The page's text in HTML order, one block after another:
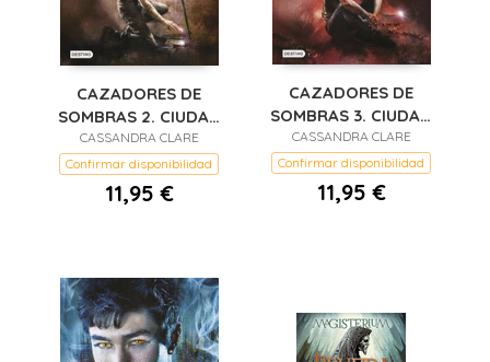
CAZADORES DE
SOMBRAS 2. CIUDAD
DE CENIZA (RUSTICA)
CASSANDRA CLARE
Confirmar disponibilidad
11,95 €
CAZADORES DE
SOMBRAS 3. CIUDAD
DE CRISTAL (RUSTICA
CASSANDRA CLARE
Confirmar disponibilidad
11,95 €